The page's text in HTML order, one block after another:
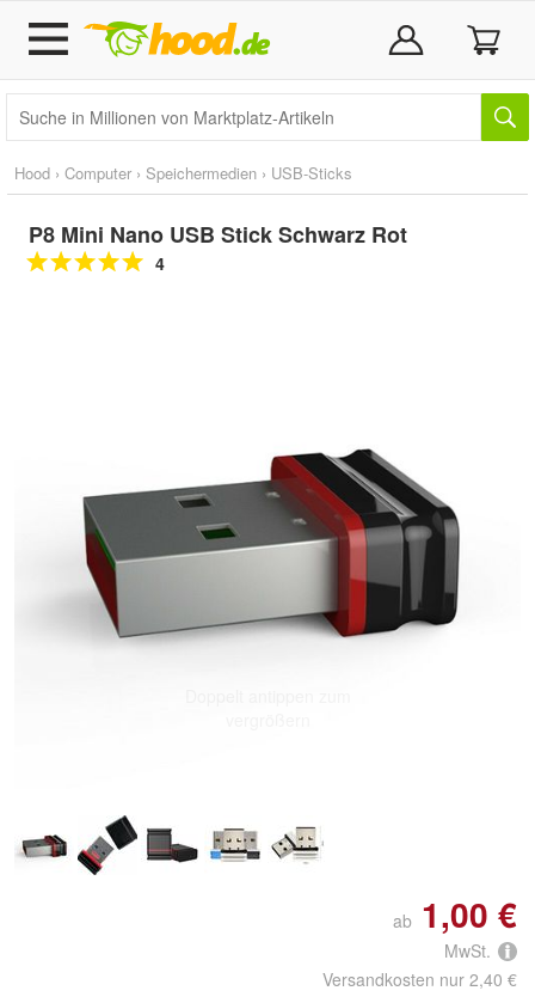
Hood › Computer › Speichermedien › USB-Sticks
P8 Mini Nano USB Stick Schwarz Rot
4
ab 1,00 €
MwSt.
Versandkosten nur 2,40 €